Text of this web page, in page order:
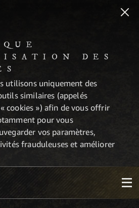
DES
utilisons uniquement des
similaires (appelés
cookies ») afin de vous offrir
pour vous
vos paramètres,
frauduleuses et améliorer